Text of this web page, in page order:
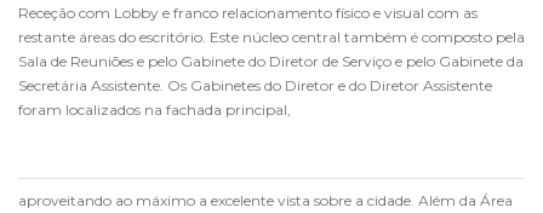
Receção com Lobby e franco relacionamento físico e visual com as
restante áreas do escritório. Este núcleo central também é composto pela
Sala de Reuniões e pelo Gabinete do Diretor de Serviço e pelo Gabinete da
Secretária Assistente. Os Gabinetes do Diretor e do Diretor Assistente
foram localizados na fachada principal,
aproveitando ao máximo a excelente vista sobre a cidade. Além da Área